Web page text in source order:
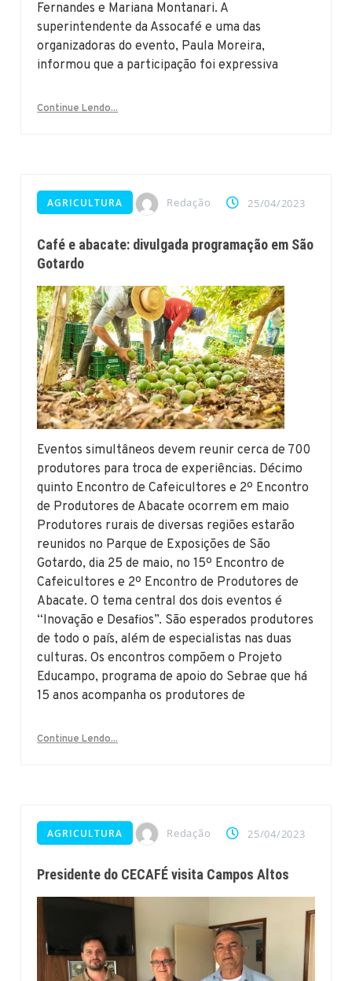
Fernandes e Mariana Montanari. A
superintendente da Assocafé e uma das
organizadoras do evento, Paula Moreira,
informou que a participação foi expressiva
Continue Lendo...
AGRICULTURA Redação 25/04/2023
Café e abacate: divulgada programação em São
Gotardo
Eventos simultâneos devem reunir cerca de 700
produtores para troca de experiências. Décimo
quinto Encontro de Cafeicultores e 2º Encontro
de Produtores de Abacate ocorrem em maio
Produtores rurais de diversas regiões estarão
reunidos no Parque de Exposições de São
Gotardo, dia 25 de maio, no 15º Encontro de
Cafeicultores e 2º Encontro de Produtores de
Abacate. O tema central dos dois eventos é
“Inovação e Desafios”. São esperados produtores
de todo o país, além de especialistas nas duas
culturas. Os encontros compõem o Projeto
Educampo, programa de apoio do Sebrae que há
15 anos acompanha os produtores de
Continue Lendo...
AGRICULTURA Redação 25/04/2023
Presidente do CECAFÉ visita Campos Altos